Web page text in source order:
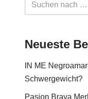
Neueste
IN ME
Schwergewicht?
Pasion Brava